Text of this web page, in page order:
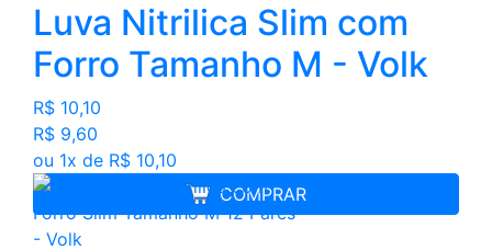
Luva Nitrilica Slim com
Forro Tamanho M - Volk
R$ 10,10
R$ 9,60
ou 1x de R$ 10,10
COMPRAR